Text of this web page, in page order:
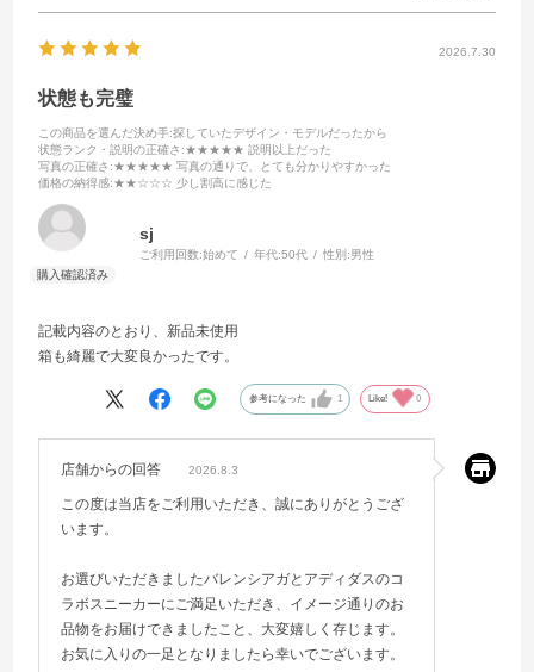
2026.7.30
状態も完璧
この商品を選んだ決め手:探していたデザイン・モデルだったから
状態ランク・説明の正確さ :★★★★★ 説明以上だった
写真の正確さ :★★★★★ 写真の通りで、とても分かりやすかった
価格の納得感:★★☆☆☆ 少し割高に感じた
sj
ご利用回数:始めて 年代:50代 性別:男性
記載内容のとおり、新品未使用
箱も綺麗で大変良かったです。
参考になった 1 Like! 0
店舗からの回答 2026.8.3
この度は当店をご利用いただき、誠にありがとうござ
います。
お選びいただきましたバレンシアガとアディダスのコ
ラボスニーカーにご満足いただき、イメージ通りのお
品物をお届けできましたこと、大変嬉しく存じます。
お気に入りの一足となりましたら幸いでございます。